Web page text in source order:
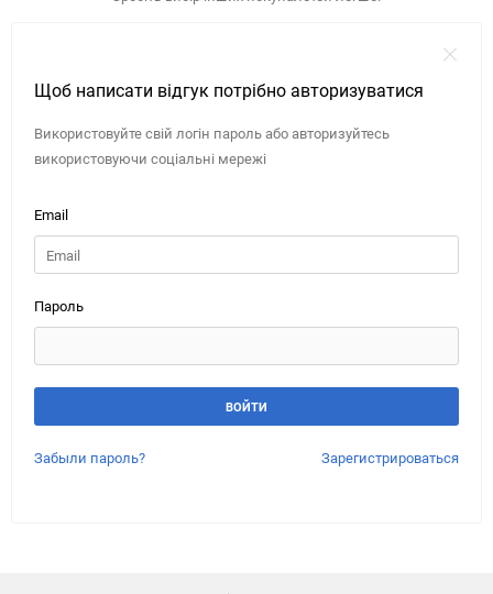
Щоб написати відгук потрібно авторизуватися
Використовуйте свій логін пароль або авторизуйтесь
використовуючи соціальні мережі
Email
Пароль
Забыли пароль? Зарегистрироваться